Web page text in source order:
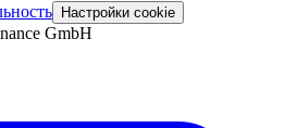
Настройки cookie
GmbH